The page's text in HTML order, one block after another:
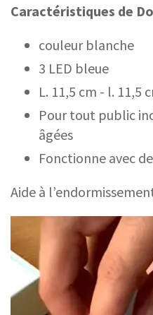
Caractéristiques de
couleur blanche
3 LED bleue
L. 11,5 cm - l. 11,5
Pour tout public
âgées
Fonctionne avec
Aide à